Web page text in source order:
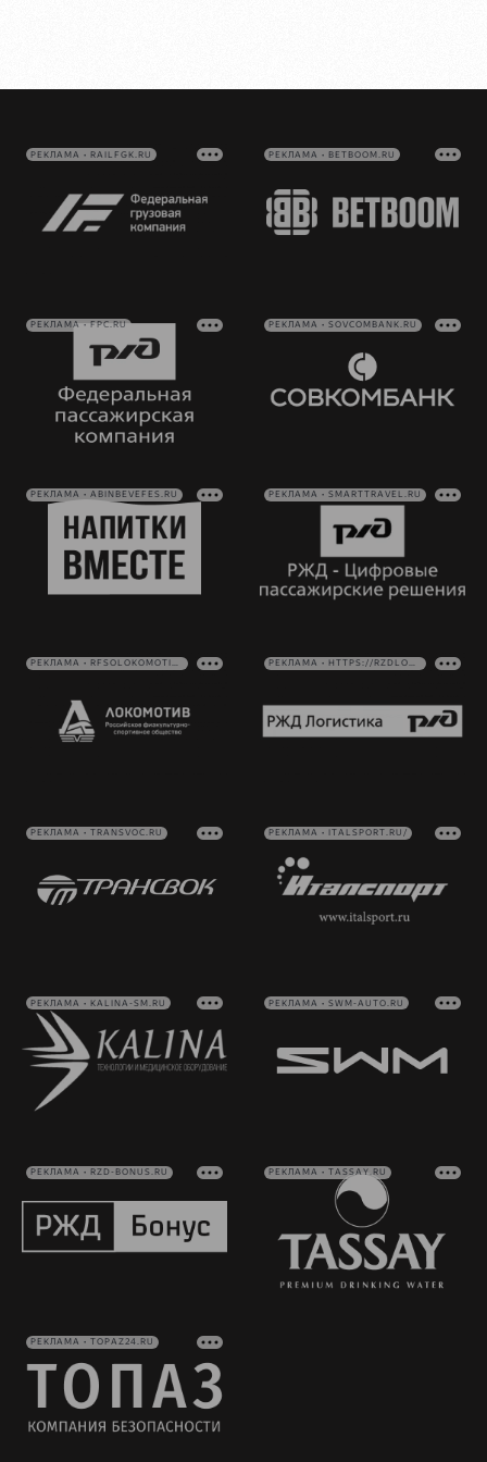
РЕКЛАМА • RAILFGK.RU РЕКЛАМА • BETBOOM.RU
РЕКЛАМА • FPC.RU РЕКЛАМА • SOVCOMBANK.RU
РЕКЛАМА • ABINBEVEFES.RU РЕКЛАМА • SMARTTRAVEL.RU
РЕКЛАМА • RFSOLOKOMOTIV.RU РЕКЛАМА • HTTPS://RZDLOG.RU/
РЕКЛАМА • TRANSVOC.RU РЕКЛАМА • ITALSPORT.RU/
РЕКЛАМА • KALINA-SM.RU РЕКЛАМА • SWM-AUTO.RU
РЕКЛАМА • RZD-BONUS.RU РЕКЛАМА • TASSAY.RU
РЕКЛАМА • TOPAZ24.RU